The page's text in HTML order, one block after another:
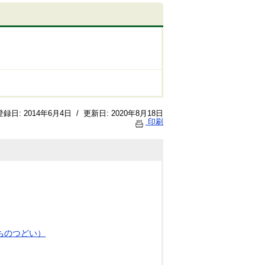
録日: 2014年6月4日 / 更新日: 2020年8月18日
印刷
つどい）